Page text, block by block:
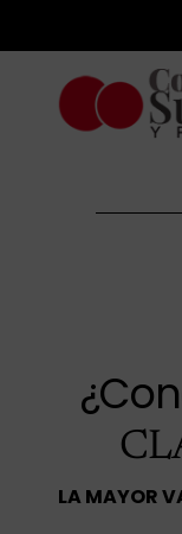
contenido
LA MAYOR